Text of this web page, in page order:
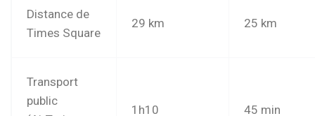
Distance de
Times Square
29 km 25 km
Transport
public
1h10 45 min